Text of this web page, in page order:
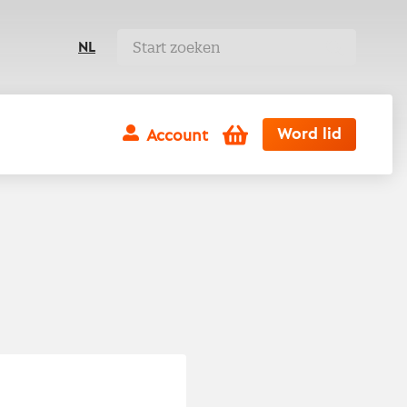
NL
Account Winkelwagen
Word lid